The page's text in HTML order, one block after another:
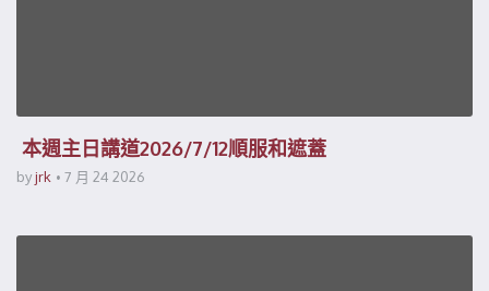
本週主日講道2026/7/12順服和遮蓋
byjrk 7 月 24 2026